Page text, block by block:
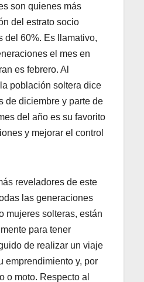
son quienes más
del estrato socio
del 60%. Es llamativo,
el mes en
es febrero. Al
población soltera dice
de diciembre y parte de
del año es su favorito
y mejorar el control
reveladores de este
las generaciones
mujeres solteras, están
para tener
de realizar un viaje
emprendimiento y, por
o moto. Respecto al